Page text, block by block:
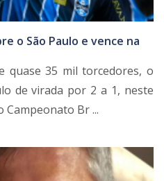
o São Paulo e vence na
quase 35 mil torcedores, o
de virada por 2 a 1, neste
Campeonato Br ...